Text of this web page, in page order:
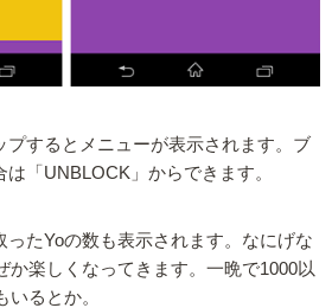
プするとメニューが表示されます。ブ
「UNBLOCK」からできます。
ったYoの数も表示されます。なにげな
か楽しくなってきます。一晩で1000以
いるとか。